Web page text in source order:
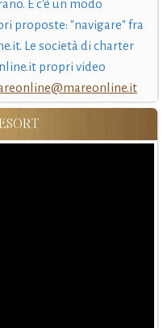
E c'è un modo
proposte: "navigare" fra
Le società di charter
propri video